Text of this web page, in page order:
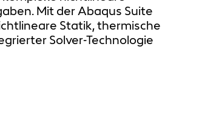
Mit der Abaqus Suite
Statik, thermische
Solver-Technologie